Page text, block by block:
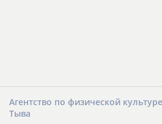
Агентство по физической
Тыва